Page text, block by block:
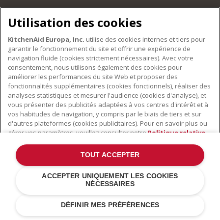
de navigation ainsi que le fonctionnement de notre site.
En savoir plus
©2022 Tous droits réservés. KitchenAid et la forme du robot pâtissier
multifonction sont des marques déposées aux États Unis et dans
d'autres pays .Déclaration de confidentialité.Cookies.Autres pays
Utilisation des cookies
KitchenAid Europa, Inc. utilise des cookies internes et tiers pour
garantir le fonctionnement du site et offrir une expérience de
navigation fluide (cookies strictement nécessaires). Avec votre
consentement, nous utilisons également des cookies pour
améliorer les performances du site Web et proposer des
fonctionnalités supplémentaires (cookies fonctionnels), réaliser des
analyses statistiques et mesurer l'audience (cookies d'analyse), et
vous présenter des publicités adaptées à vos centres d'intérêt et à
vos habitudes de navigation, y compris par le biais de tiers et sur
d'autres plateformes (cookies publicitaires). Pour en savoir plus ou
gérer vos paramètres, veuillez consulter notre Politique relative
données personnelles collectées via les cookies, veuillez consulter
notre
DÉFINIR MES PRÉFÉRENCES
ACCEPTER UNIQUEMENT LES COOKIES
NÉCESSAIRES
TOUT ACCEPTER